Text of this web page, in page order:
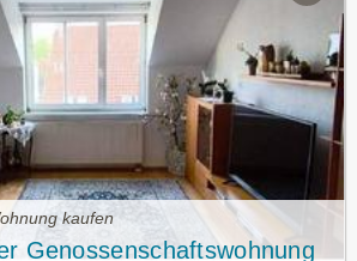
kaufen
Genossenschaftswohnung